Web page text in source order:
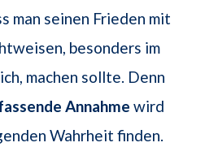
man seinen Frieden mit
besonders im
machen sollte. Denn
Annahme wird
Wahrheit finden.